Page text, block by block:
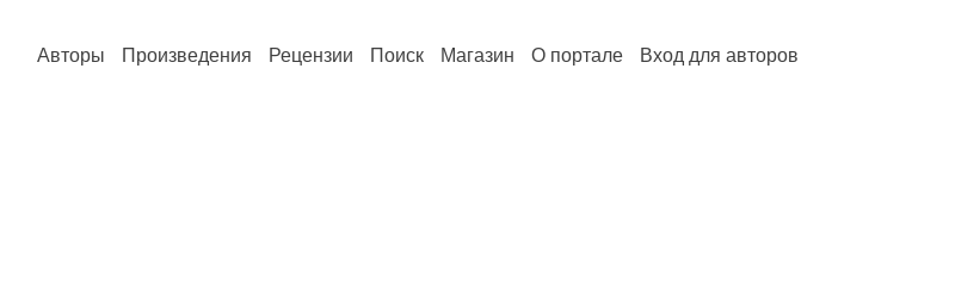
Авторы Произведения Рецензии Поиск Магазин О портале Вход для авторов